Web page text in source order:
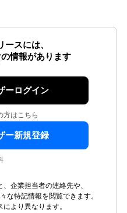
ースには、
情報があります
ーログイン
方はこちら
ー新規登録
企業担当者の連絡先や、
な特記情報を閲覧できます。
より異なります。